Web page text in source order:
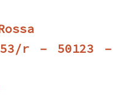
r – 50123 –